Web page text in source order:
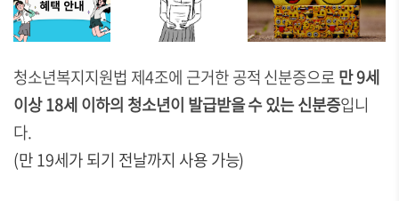
청소년복지지원법 제4조에 근거한 공적 신분증으로만 9세
이상 18세 이하의 청소년이 발급받을 수 있는 신분증입니
다.
(만 19세가 되기 전날까지 사용 가능)